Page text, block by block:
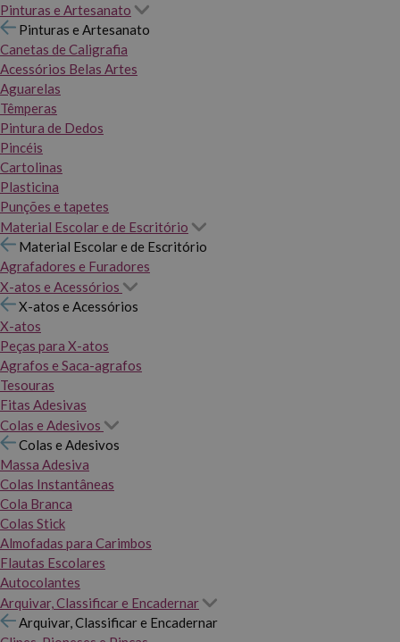
Pinturas e Artesanato
Pinturas e Artesanato
Canetas de Caligrafia
Acessórios Belas Artes
Aguarelas
Têmperas
Pintura de Dedos
Pincéis
Cartolinas
Plasticina
Punções e tapetes
Material Escolar e de Escritório
Material Escolar e de Escritório
Agrafadores e Furadores
X-atos e Acessórios
X-atos e Acessórios
X-atos
Peças para X-atos
Agrafos e Saca-agrafos
Tesouras
Fitas Adesivas
Colas e Adesivos
Colas e Adesivos
Massa Adesiva
Colas Instantâneas
Cola Branca
Colas Stick
Almofadas para Carimbos
Flautas Escolares
Autocolantes
Arquivar, Classificar e Encadernar
Arquivar, Classificar e Encadernar